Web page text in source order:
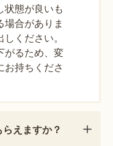
状態が良いも
合がありま
ください。
がるため、変
持ちくださ
えますか？